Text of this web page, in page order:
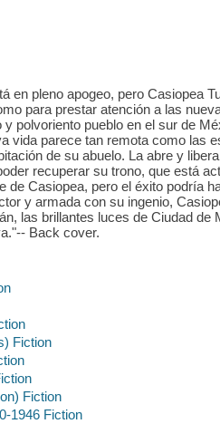
en pleno apogeo, pero Casiopea
para prestar atención a las
y polvoriento pueblo en el sur de
vida parece tan remota como las
de su abuelo. La abre y
recuperar su trono, que está
de Casiopea, pero el éxito podría
y armada con su ingenio,
las brillantes luces de Ciudad
Back cover.
Fiction
Fiction
1946 Fiction